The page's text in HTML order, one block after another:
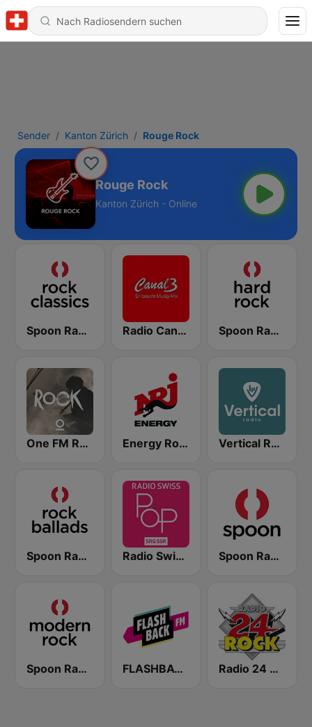
Sender Kanton Zürich Rouge Rock
Rouge Rock
Kanton Zürich - Online
Spoon Radio Classic Rock Radio Canal 3 - D Spoon Radio Hard Rock
One FM Rock Energy Rock Vertical Radio
Spoon Radio Rock Ballads Radio Swiss Pop Spoon Radio
Spoon Radio Modern Rock FLASHBACK FM Radio 24 Rock